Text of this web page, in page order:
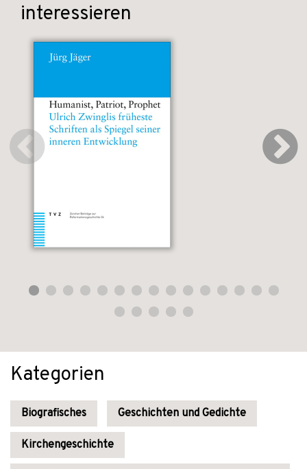
interessieren
Kategorien
Biografisches Geschichten und Gedichte
Kirchengeschichte